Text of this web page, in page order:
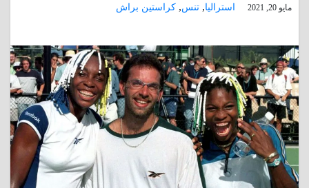
مايو 20, 2021 استراليا, تنس, كراستين براش